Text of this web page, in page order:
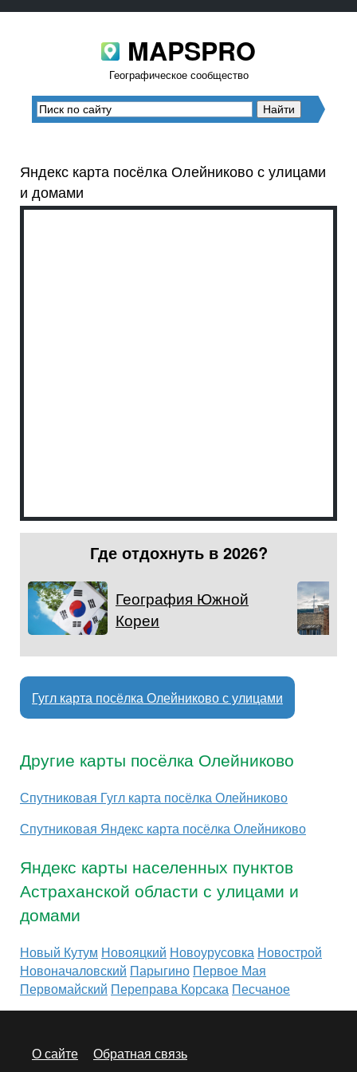
MAPSPRO
Географическое сообщество
Яндекс карта посёлка Олейниково с улицами
и домами
Где отдохнуть в 2026?
География Южной
Кореи
Гугл карта посёлка Олейниково с улицами
Другие карты посёлка Олейниково
Спутниковая Гугл карта посёлка Олейниково
Спутниковая Яндекс карта посёлка Олейниково
Яндекс карты населенных пунктов
Астраханской области с улицами и
домами
Новый Кутум Новояцкий Новоурусовка Новострой
Новоначаловский Парыгино Первое Мая
Первомайский Переправа Корсака Песчаное
О сайте Обратная связь